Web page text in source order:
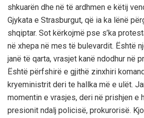
shkuarën dhe në të ardhmen e këtij
Gjykata e Strasburgut, që ia ka lënë
shqiptar. Sot kërkojmë pse s’ka
në xhepa në mes të bulevardit. Është
janë të qarta, vrasjet kanë ndodhur në
Është përfshirë e gjithë zinxhiri
kryeministrit deri te hallka më e ulët.
momentin e vrasjes, deri në prishjen e
presionit ndalj policisë, prokurorisë.